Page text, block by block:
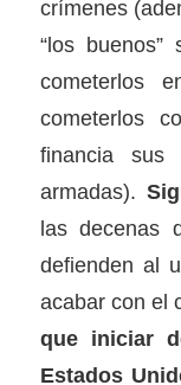
crímenes
“los
cometerlos
cometerlos
financia
armadas).
las decenas
defienden al
acabar con el
que iniciar
Estados